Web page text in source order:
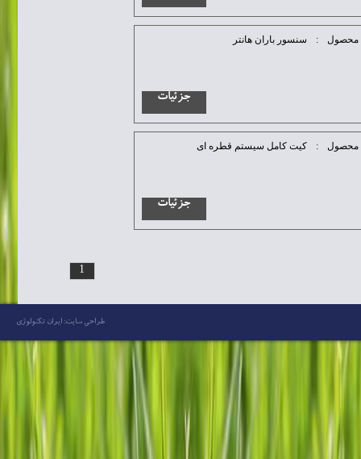
محصول : سنسور باران هانتر
جزئیات
محصول : کیت کامل سیستم قطره ای
جزئیات
1
طراحی سایت: ایران تکنولوژی